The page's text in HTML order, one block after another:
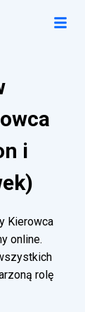
i
Kierowca
online.
rolę